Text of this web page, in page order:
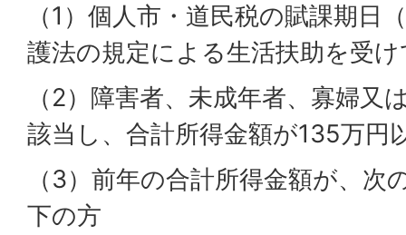
（1）個人市・道民税の賦課期日
護法の規定による生活扶助を受
（2）障害者、未成年者、寡婦
該当し、合計所得金額が135万円
（3）前年の合計所得金額が、
下の方